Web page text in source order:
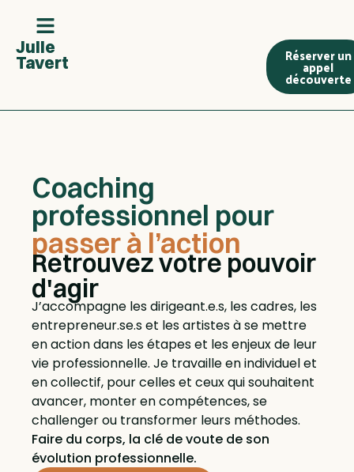
Julie
Tavert
Réserver un
appel
découverte
Coaching
professionnel pour
passer à l’action
Retrouvez votre pouvoir
d'agir
J’accompagne les dirigeant.e.s, les cadres, les
entrepreneur.se.s et les artistes à se mettre
en action dans les étapes et les enjeux de leur
vie professionnelle. Je travaille en individuel et
en collectif, pour celles et ceux qui souhaitent
avancer, monter en compétences, se
challenger ou transformer leurs méthodes.
Faire du corps, la clé de voute de son
évolution professionnelle.